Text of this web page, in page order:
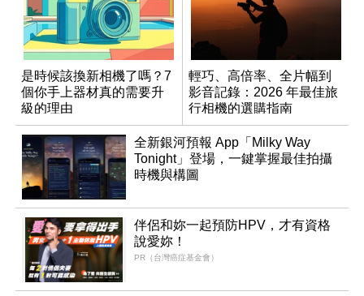
是時候該換新相機了嗎？7
個你手上器材真的需要升
級的理由
輕巧、高倍率、全片幅到
影音記錄：2026 年最佳旅
行相機的選購指南
全新銀河預報 App「Milky Way
Tonight」登場，一鍵掌握最佳拍攝
時機與構圖
伴侶和妳一起預防HPV，才有資格
說愛妳！
PR（台灣癌症基金會）